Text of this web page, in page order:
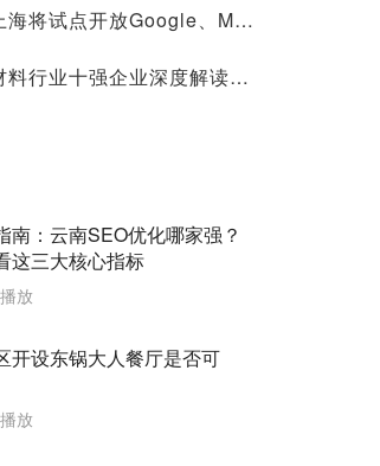
历史性一步？上海将试点开放Google、Meta等国际平台访问！
中国石墨烯新材料行业十强企业深度解读（2025）
南：云南SEO优化哪家强？
这三大核心指标
放
开设东锅大人餐厅是否可
放